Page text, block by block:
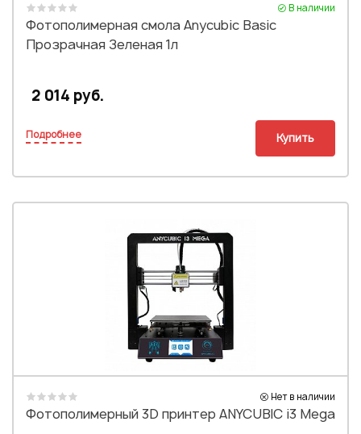
В наличии
Фотополимерная смола Anycubic Basic
Прозрачная Зеленая 1л
2 014 руб.
Подробнее Купить
Нет в наличии
Фотополимерный 3D принтер ANYCUBIC i3 Mega